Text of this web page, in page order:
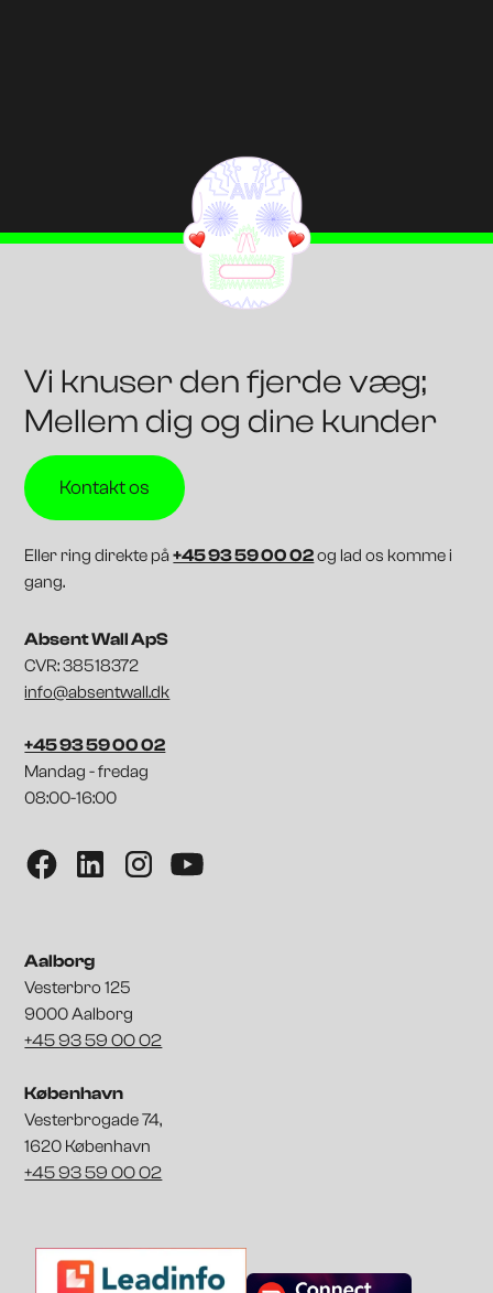
Vi knuser den fjerde væg;
Mellem dig og dine kunder
Kontakt os
Eller ring direkte på+45 93 59 00 02og lad os komme i
gang.
Absent Wall ApS
CVR: 38518372
info@absentwall.dk
+45 93 59 00 02
Mandag - fredag
08:00-16:00
Aalborg
Vesterbro 125
9000 Aalborg
+45 93 59 00 02
København
Vesterbrogade 74,
1620 København
+45 93 59 00 02